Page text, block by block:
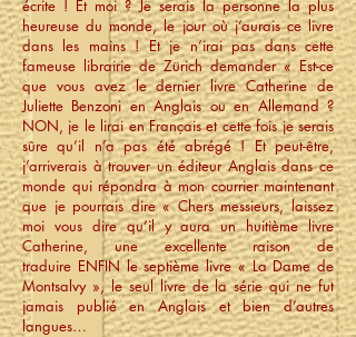
écrite ! Et moi ? Je serais la personne la plus
heureuse du monde, le jour où j’aurais ce livre
dans les mains ! Et je n’irai pas dans cette
fameuse librairie de Zürich demander « Est-ce
que vous avez le dernier livre Catherine de
Juliette Benzoni en Anglais ou en Allemand ?
NON, je le lirai en Français et cette fois je serais
sûre qu’il n’a pas été abrégé ! Et peut-être,
j’arriverais à trouver un éditeur Anglais dans ce
monde qui répondra à mon courrier maintenant
que je pourrais dire « Chers messieurs, laissez
moi vous dire qu’il y aura un huitième livre
Catherine, une excellente raison de
traduire ENFIN le septième livre « La Dame de
Montsalvy », le seul livre de la série qui ne fut
jamais publié en Anglais et bien d’autres
langues…